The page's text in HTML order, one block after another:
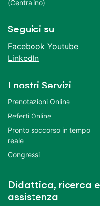
(Centralino)
Seguici su
Facebook Youtube
LinkedIn
I nostri Servizi
Prenotazioni Online
Referti Online
Pronto soccorso in tempo
reale
Congressi
Didattica, ricerca e
assistenza